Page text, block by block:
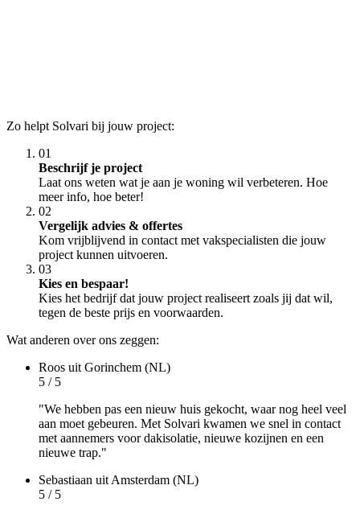
Zo helpt Solvari bij jouw project:
01
Beschrijf je project
Laat ons weten wat je aan je woning wil verbeteren. Hoe
meer info, hoe beter!
02
Vergelijk advies & offertes
Kom vrijblijvend in contact met vakspecialisten die jouw
project kunnen uitvoeren.
03
Kies en bespaar!
Kies het bedrijf dat jouw project realiseert zoals jij dat wil,
tegen de beste prijs en voorwaarden.
Wat anderen over ons zeggen:
Roos uit Gorinchem (NL)
5 / 5
"We hebben pas een nieuw huis gekocht, waar nog heel veel
aan moet gebeuren. Met Solvari kwamen we snel in contact
met aannemers voor dakisolatie, nieuwe kozijnen en een
nieuwe trap."
Sebastiaan uit Amsterdam (NL)
5 / 5